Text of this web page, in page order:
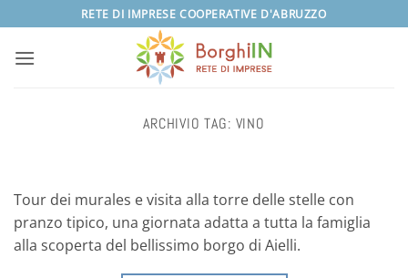
ai
contenuti
RETE DI IMPRESE COOPERATIVE D'ABRUZZO
ARCHIVIO TAG: VINO
Tour dei murales e visita alla torre delle stelle con
pranzo tipico, una giornata adatta a tutta la famiglia
alla scoperta del bellissimo borgo di Aielli.